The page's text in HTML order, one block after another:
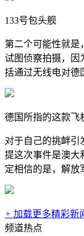
133号包头舰
第二个可能性就是
试图侦察拍摄，因
括通过无线电对德
德国所指的这款飞
对于自己的挑衅引
提这次事件是澳大
定相信的是，解放
+ 加载更多精彩新
频道热点